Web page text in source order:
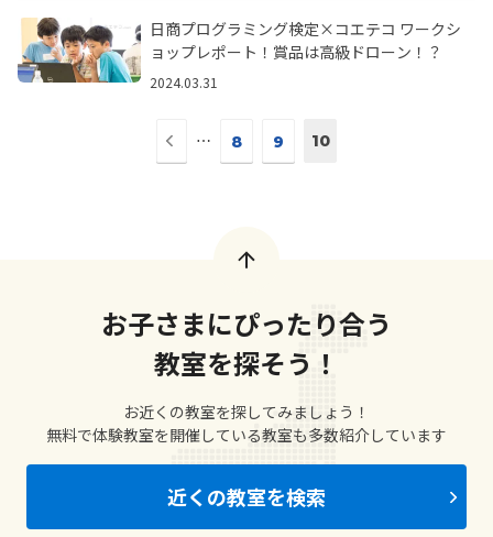
日商プログラミング検定×コエテコ ワークシ
ョップレポート！賞品は高級ドローン！？
2024.03.31
前
⋯ 8 9 10
お子さまにぴったり合う
教室を探そう！
お近くの教室を探してみましょう！
無料で体験教室を開催している教室も多数紹介しています
近くの教室を検索